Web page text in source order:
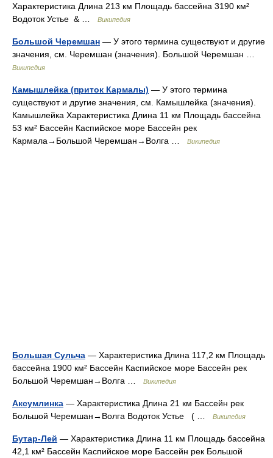
Характеристика Длина 213 км Площадь бассейна 3190 км²
Водоток Устье & …
Википедия
Большой Черемшан — У этого термина существуют и другие
значения, см. Черемшан (значения). Большой Черемшан …
Википедия
Камышлейка (приток Кармалы) — У этого термина
существуют и другие значения, см. Камышлейка (значения).
Камышлейка Характеристика Длина 11 км Площадь бассейна
53 км² Бассейн Каспийское море Бассейн рек
Кармала→Большой Черемшан→Волга …
Википедия
Большая Сульча — Характеристика Длина 117,2 км Площадь
бассейна 1900 км² Бассейн Каспийское море Бассейн рек
Большой Черемшан→Волга …
Википедия
Аксумлинка — Характеристика Длина 21 км Бассейн рек
Большой Черемшан→Волга Водоток Устье ( …
Википедия
Бутар-Лей — Характеристика Длина 11 км Площадь бассейна
42,1 км² Бассейн Каспийское море Бассейн рек Большой